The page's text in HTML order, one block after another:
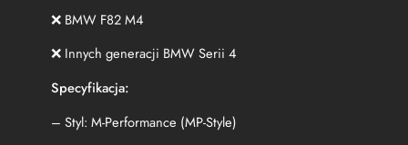
)
P
S
y
❌ BMW F82 M4
❌ Innych generacji BMW Serii 4
Specyfikacja:
– Styl: M-Performance (MP-Style)